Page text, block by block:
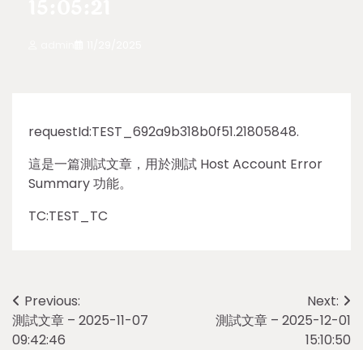
requestId:TEST_692a9b318b0f51.21805848.
這是一篇測試文章，用於測試 Host Account Error
Summary 功能。
TC:TEST_TC
Post
navigation
Previous:
測試文章 – 2025-11-07
09:42:46
Next:
測試文章 – 2025-12-01
15:10:50